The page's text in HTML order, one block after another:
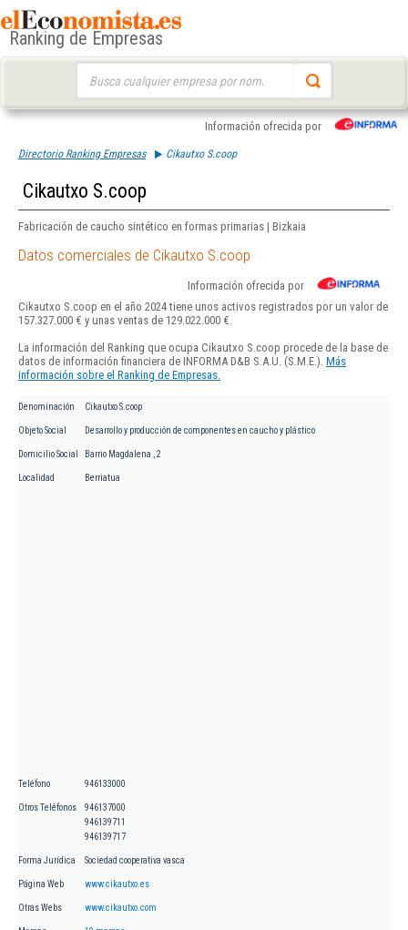
Ranking de Empresas
Información ofrecida por
Directorio Ranking Empresas Cikautxo S.coop
Cikautxo S.coop
Fabricación de caucho sintético en formas primarias | Bizkaia
Datos comerciales de Cikautxo S.coop
Información ofrecida por
Cikautxo S.coop en el año 2024 tiene unos activos registrados por un valor de
157.327.000 € y unas ventas de 129.022.000 €.
La información del Ranking que ocupa Cikautxo S.coop procede de la base de
datos de información financiera de INFORMA D&B S.A.U. (S.M.E.). Más
información sobre el Ranking de Empresas.
Denominación Cikautxo S.coop
Objeto Social Desarrollo y producción de componentes en caucho y plástico
Domicilio Social Barrio Magdalena , 2
Localidad Berriatua
Teléfono 946133000
Otros Teléfonos
946137000
946139711
946139717
Forma Jurídica Sociedad cooperativa vasca
Página Web www.cikautxo.es
Otras Webs www.cikautxo.com